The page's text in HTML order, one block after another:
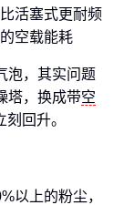
比活塞式更耐频
空载能耗
泡，其实问题
塔，换成带空
回升。
以上的粉尘，